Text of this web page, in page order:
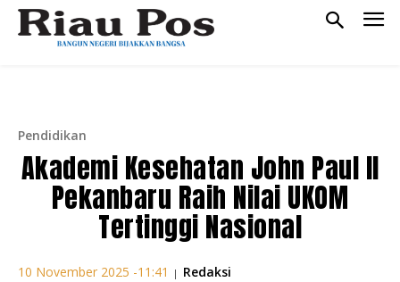
Pendidikan
Akademi Kesehatan John Paul II
Pekanbaru Raih Nilai UKOM
Tertinggi Nasional
10 November 2025 -11:41 | Redaksi